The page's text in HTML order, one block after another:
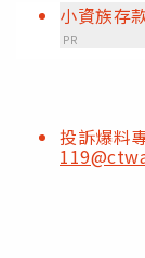
小資族存
PR
投訴爆料